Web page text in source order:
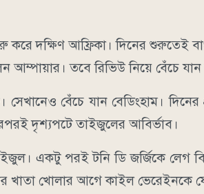
করে দক্ষিণ আফ্রিকা। দিনের শুরুতেই
আম্পায়ার। তবে রিভিউ নিয়ে বেঁচে যান
বেঁচে যান বেডিংহাম। দিনের
দৃশ্যপটে তাইজুলের আবির্ভাব।
একটু পরই টনি ডি জর্জিকে লেগ
খাতা খোলার আগে কাইল ভেরেইনকে